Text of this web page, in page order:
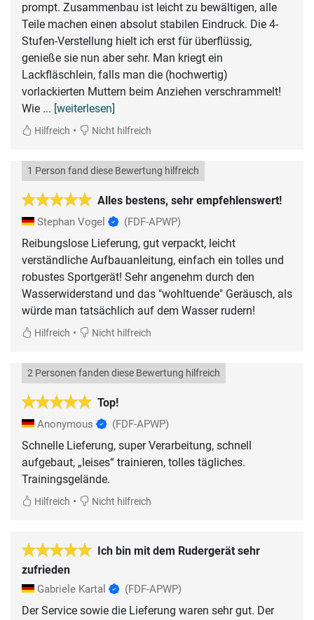
prompt. Zusammenbau ist leicht zu bewältigen, alle
Teile machen einen absolut stabilen Eindruck. Die 4-
Stufen-Verstellung hielt ich erst für überflüssig,
genieße sie nun aber sehr. Man kriegt ein
Lackfläschlein, falls man die (hochwertig)
vorlackierten Muttern beim Anziehen verschrammelt!
Wie ... [weiterlesen]
Hilfreich • Nicht hilfreich
Alles bestens, sehr empfehlenswert!
1 Person fand diese Bewertung hilfreich
Stephan Vogel (FDF-APWP)
Reibungslose Lieferung, gut verpackt, leicht
verständliche Aufbauanleitung, einfach ein tolles und
robustes Sportgerät! Sehr angenehm durch den
Wasserwiderstand und das "wohltuende" Geräusch, als
würde man tatsächlich auf dem Wasser rudern!
Hilfreich • Nicht hilfreich
Top!
2 Personen fanden diese Bewertung hilfreich
Anonymous (FDF-APWP)
Schnelle Lieferung, super Verarbeitung, schnell
aufgebaut, „leises“ trainieren, tolles tägliches.
Trainingsgelände.
Hilfreich • Nicht hilfreich
Ich bin mit dem Rudergerät sehr
zufrieden
Gabriele Kartal (FDF-APWP)
Der Service sowie die Lieferung waren sehr gut. Der